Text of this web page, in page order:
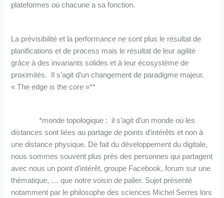
plateformes où chacune a sa fonction.
La prévisibilité et la performance ne sont plus le résultat de
planifications et de process mais le résultat de leur agilité
grâce à des invariants solides et à leur écosystème de
proximités. Il s’agit d’un changement de paradigme majeur.
« The edge is the core »**
*monde topologique : il s’agit d’un monde où les
distances sont liées au partage de points d’intérêts et non à
une distance physique. De fait du développement du digitale,
nous sommes souvent plus près des personnes qui partagent
avec nous un point d’intérêt, groupe Facebook, forum sur une
thématique, … que notre voisin de palier. Sujet présenté
notamment par le philosophe des sciences Michel Serres lors